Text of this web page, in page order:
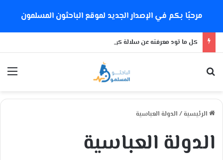
مرحبًا بكم في الإصدار الجديد لموقع الباحثون المسلمون
كل ما تود معرفته عن سلالة كورونا الجديدة
الرئيسية / الدولة العباسية
الدولة العباسية